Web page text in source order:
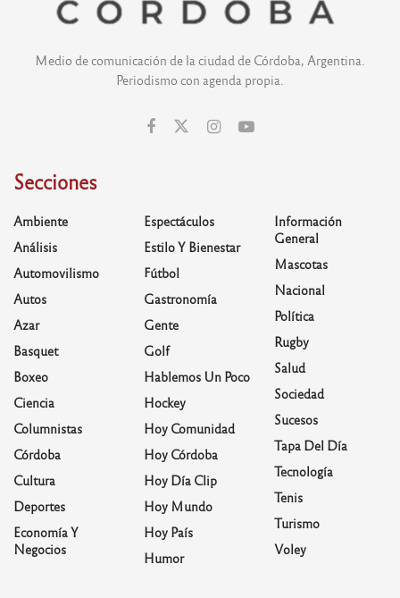
Medio de comunicación de la ciudad de Córdoba, Argentina.
Periodismo con agenda propia.
Secciones
Ambiente
Análisis
Automovilismo
Autos
Azar
Basquet
Boxeo
Ciencia
Columnistas
Córdoba
Cultura
Deportes
Economía Y
Negocios
Espectáculos
Estilo Y Bienestar
Fútbol
Gastronomía
Gente
Golf
Hablemos Un Poco
Hockey
Hoy Comunidad
Hoy Córdoba
Hoy Día Clip
Hoy Mundo
Hoy País
Humor
Información
General
Mascotas
Nacional
Política
Rugby
Salud
Sociedad
Sucesos
Tapa Del Día
Tecnología
Tenis
Turismo
Voley